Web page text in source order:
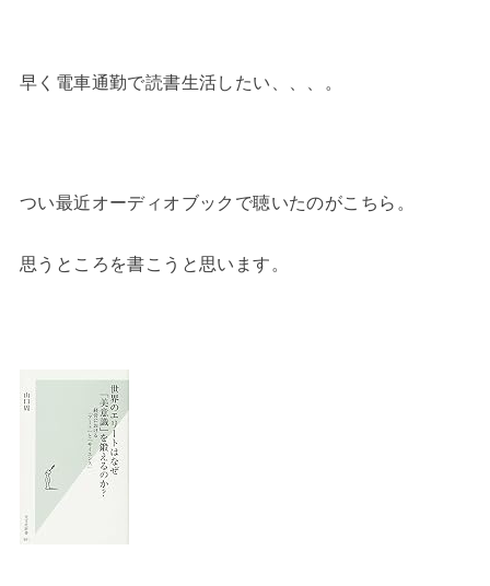
早く電車通勤で読書生活したい、、、。
つい最近オーディオブックで聴いたのがこちら。
思うところを書こうと思います。